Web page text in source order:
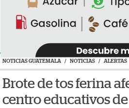
NOTICIAS GUATEMALA / NOTICIAS / ALERTAS
Brote de tos ferina
centro educativos de